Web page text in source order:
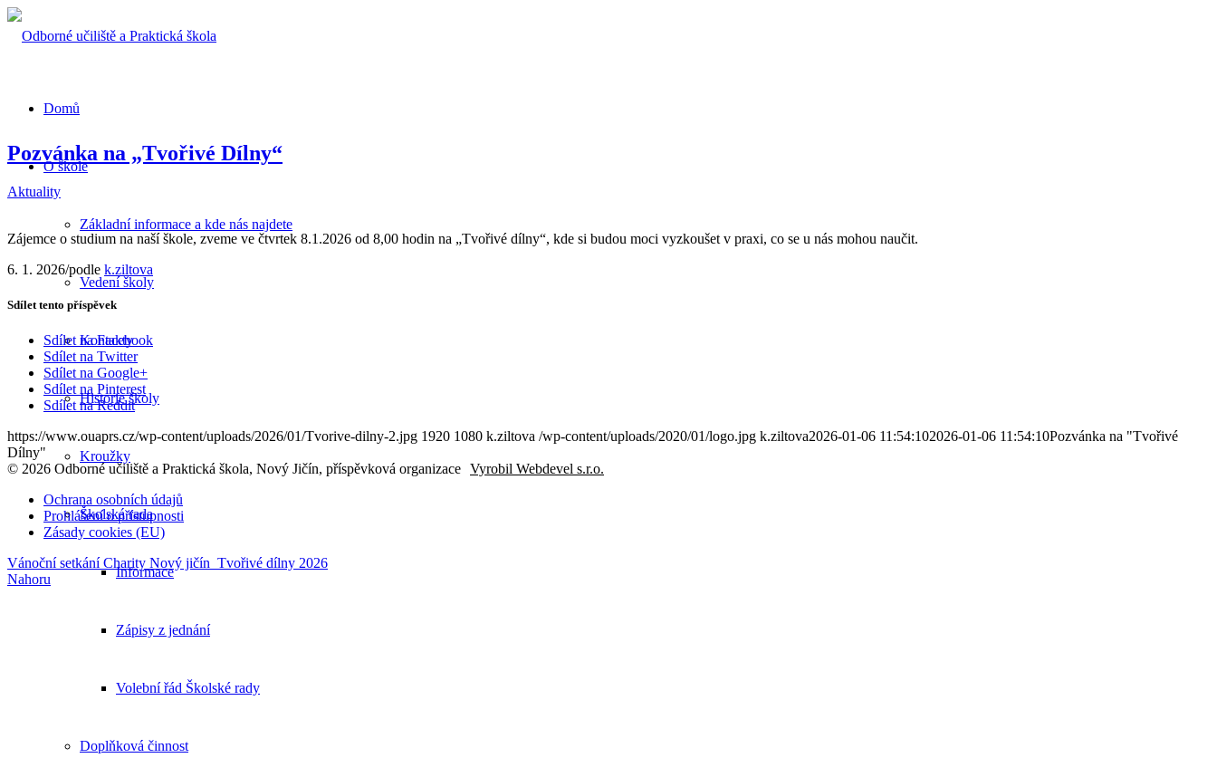
Domů
O škole
Základní informace a kde nás najdete
Vedení školy
Kontakty
Historie školy
Kroužky
Školská rada
Informace
Zápisy z jednání
Volební řád Školské rady
Doplňková činnost
Pozvánka na „Tvořivé Dílny“
Aktuality
Zájemce o studium na naší škole, zveme ve čtvrtek 8.1.2026 od 8,00 hodin na „Tvořivé dílny“, kde si budou moci vyzkoušet v praxi, co se u nás mohou naučit.
6. 1. 2026/podle k.ziltova
Sdílet tento příspěvek
Sdílet na Facebook
Sdílet na Twitter
Sdílet na Google+
Sdílet na Pinterest
Sdílet na Reddit
https://www.ouaprs.cz/wp-content/uploads/2026/01/Tvorive-dilny-2.jpg 1920 1080 k.ziltova /wp-content/uploads/2020/01/logo.jpg k.ziltova2026-01-06 11:54:102026-01-06 11:54:10Pozvánka na "Tvořivé
Dílny"
© 2026 Odborné učiliště a Praktická škola, Nový Jičín, příspěvková organizace Vyrobil Webdevel s.r.o.
Ochrana osobních údajů
Prohlášení o přístupnosti
Zásady cookies (EU)
Vánoční setkání Charity Nový jičín Tvořivé dílny 2026
Nahoru